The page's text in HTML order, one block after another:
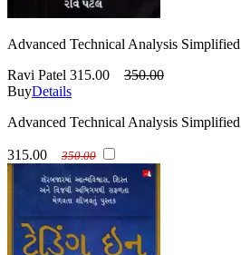
Advanced Technical Analysis Simplified
Ravi Patel 315.00
350.00
BuyDetails
Advanced Technical Analysis Simplified
315.00 350.00